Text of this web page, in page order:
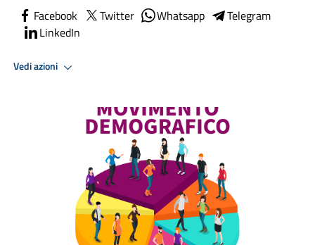
Facebook Twitter Whatsapp
Telegram
LinkedIn
Vedi azioni